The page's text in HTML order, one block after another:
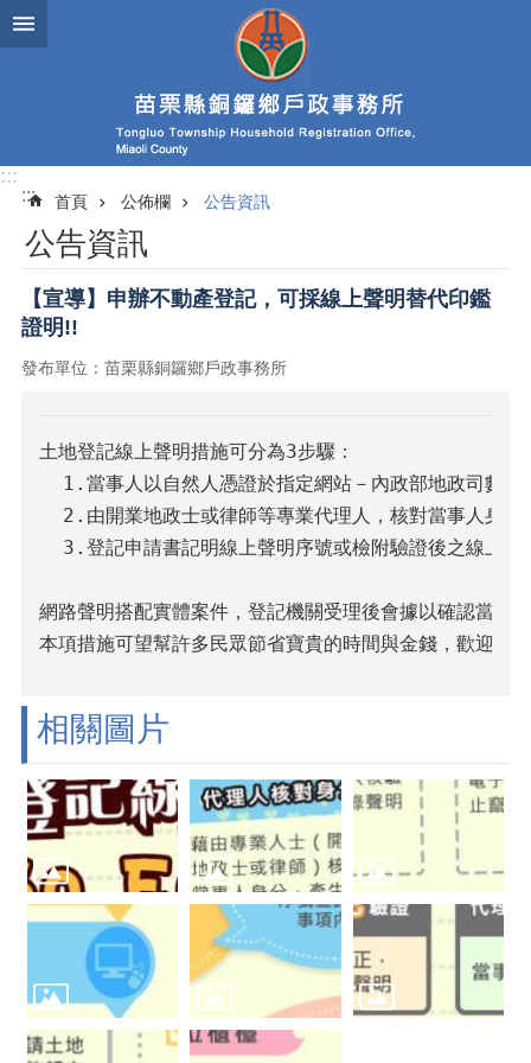
跳到主要內容區塊
:::
:::
首頁 公佈欄 公告資訊
公告資訊
【宣導】申辦不動產登記，可採線上聲明替代印鑑
證明!!
發布單位：苗栗縣銅鑼鄉戶政事務所
土地登記線上聲明措施可分為3步驟：
1.當事人以自然人憑證於指定網站－內政部地政司數
2.由開業地政士或律師等專業代理人，核對當事人身分
3.登記申請書記明線上聲明序號或檢附驗證後之線上聲
網路聲明搭配實體案件，登記機關受理後會據以確認當事
本項措施可望幫許多民眾節省寶貴的時間與金錢，歡迎多
相關圖片